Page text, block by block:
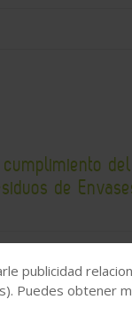
del
de
publicidad
Puedes obtener